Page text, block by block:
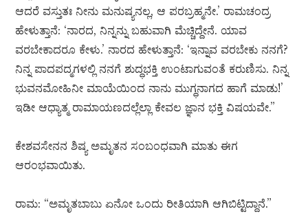
ಆದರೆ ವಸ್ತುತಃ ನೀನು ಮನುಷ್ಯನಲ್ಲ, ಆ ಪರಬ್ರಹ್ಮನೇ.’ ರಾಮಚಂದ್ರ
ಹೇಳುತ್ತಾನೆ: ‘ನಾರದ, ನಿನ್ನನ್ನು ಬಹುವಾಗಿ ಮೆಚ್ಚಿದ್ದೇನೆ. ಯಾವ
ವರಬೇಕಾದರೂ ಕೇಳು.’ ನಾರದ ಹೇಳುತ್ತಾನೆ: ‘ಇನ್ನಾವ ವರಬೇಕು ನನಗೆ?
ನಿನ್ನ ಪಾದಪದ್ಮಗಳಲ್ಲಿ ನನಗೆ ಶುದ್ಧಭಕ್ತಿ ಉಂಟಾಗುವಂತೆ ಕರುಣಿಸು. ನಿನ್ನ
ಭುವನಮೋಹಿನೀ ಮಾಯೆಯಿಂದ ನಾನು ಮುಗ್ಧನಾಗದ ಹಾಗೆ ಮಾಡು!’
ಇಡೀ ಆಧ್ಯಾತ್ಮ ರಾಮಾಯಣದಲ್ಲೆಲ್ಲಾ ಕೇವಲ ಜ್ಞಾನ ಭಕ್ತಿ ವಿಷಯವೇ.”
ಕೇಶವಸೇನನ ಶಿಷ್ಯ ಅಮೃತನ ಸಂಬಂಧವಾಗಿ ಮಾತು ಈಗ
ಆರಂಭವಾಯಿತು.
ರಾಮ: “ಅಮೃತಬಾಬು ಏನೋ ಒಂದು ರೀತಿಯಾಗಿ ಆಗಿಬಿಟ್ಟಿದ್ದಾನೆ.”